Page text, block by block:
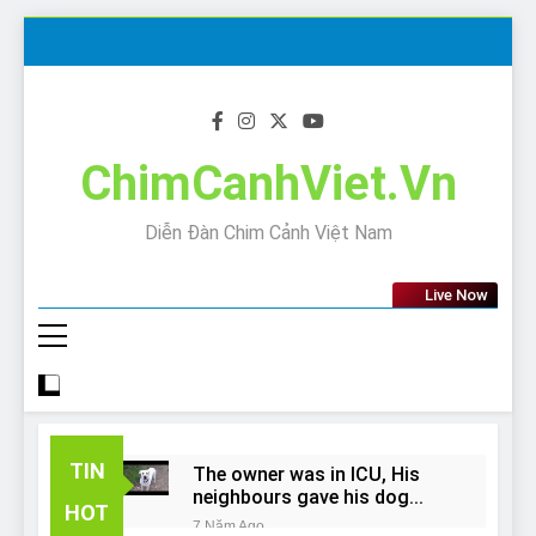
ChimCanhViet.Vn
Diễn Đàn Chim Cảnh Việt Nam
Live Now
TIN
HOT
The owner was in ICU, His
neighbours gave his dog
away!
7 Năm Ago